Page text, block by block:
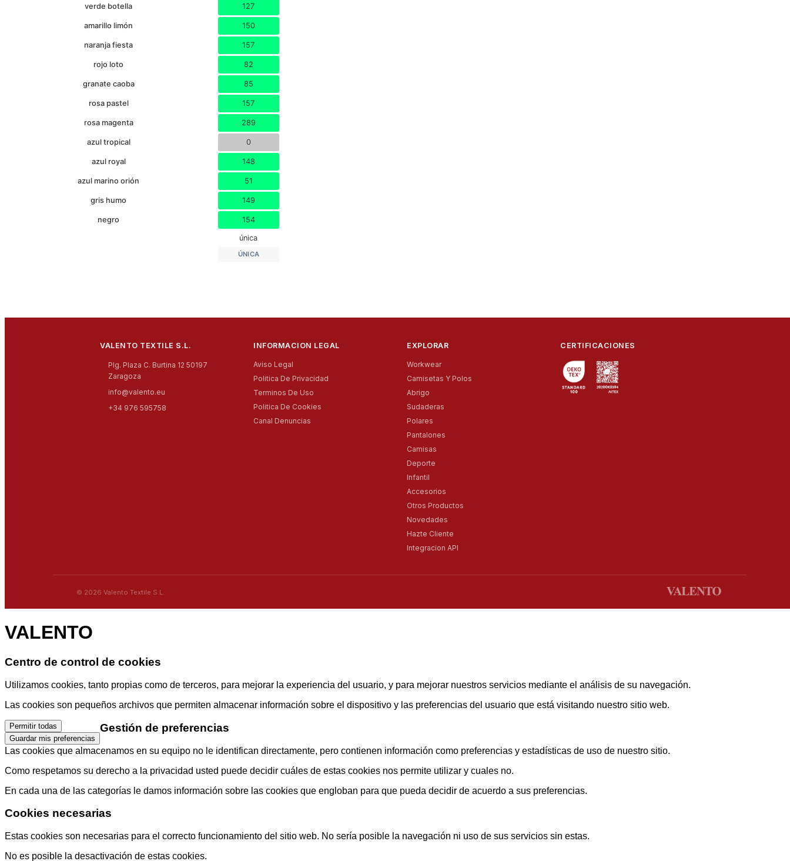
verde botella 127
amarillo limón 150
naranja fiesta 157
rojo loto 82
granate caoba 85
rosa pastel 157
rosa magenta 289
azul tropical 0
azul royal 148
azul marino orión 51
gris humo 149
negro 154
única
ÚNICA
VALENTO TEXTILE S.L.
Plg. Plaza C. Burtina 12 50197
Zaragoza
info@valento.eu
+34 976 595758
INFORMACION LEGAL
Aviso Legal
Politica De Privacidad
Terminos De Uso
Politica De Cookies
Canal Denuncias
EXPLORAR
Workwear
Camisetas Y Polos
Abrigo
Sudaderas
Polares
Pantalones
Camisas
Deporte
Infantil
Accesorios
Otros Productos
Novedades
Hazte Cliente
Integracion API
CERTIFICACIONES
© 2026 Valento Textile S.L.
VALENTO
Centro de control de cookies
Utilizamos cookies, tanto propias como de terceros, para mejorar la experiencia del usuario, y para mejorar nuestros servicios mediante el análisis de su navegación.
Las cookies son pequeños archivos que permiten almacenar información sobre el dispositivo y las preferencias del usuario que está visitando nuestro sitio web.
Permitir todas
Guardar mis preferencias
Gestión de preferencias
Las cookies que almacenamos en su equipo no le identifican directamente, pero contienen información como preferencias y estadísticas de uso de nuestro sitio.
Como respetamos su derecho a la privacidad usted puede decidir cuáles de estas cookies nos permite utilizar y cuales no.
En cada una de las categorías le damos información sobre las cookies que engloban para que pueda decidir de acuerdo a sus preferencias.
Cookies necesarias
Estas cookies son necesarias para el correcto funcionamiento del sitio web. No sería posible la navegación ni uso de sus servicios sin estas.
No es posible la desactivación de estas cookies.